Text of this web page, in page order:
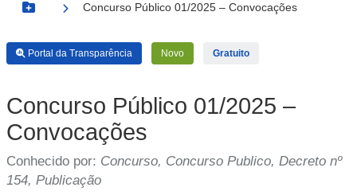
Botão Menu
Concurso Público 01/2025 – Convocações
Portal da Transparência Novo Gratuito
Concurso Público 01/2025 –
Convocações
Conhecido por: Concurso, Concurso Publico, Decreto nº
154, Publicação